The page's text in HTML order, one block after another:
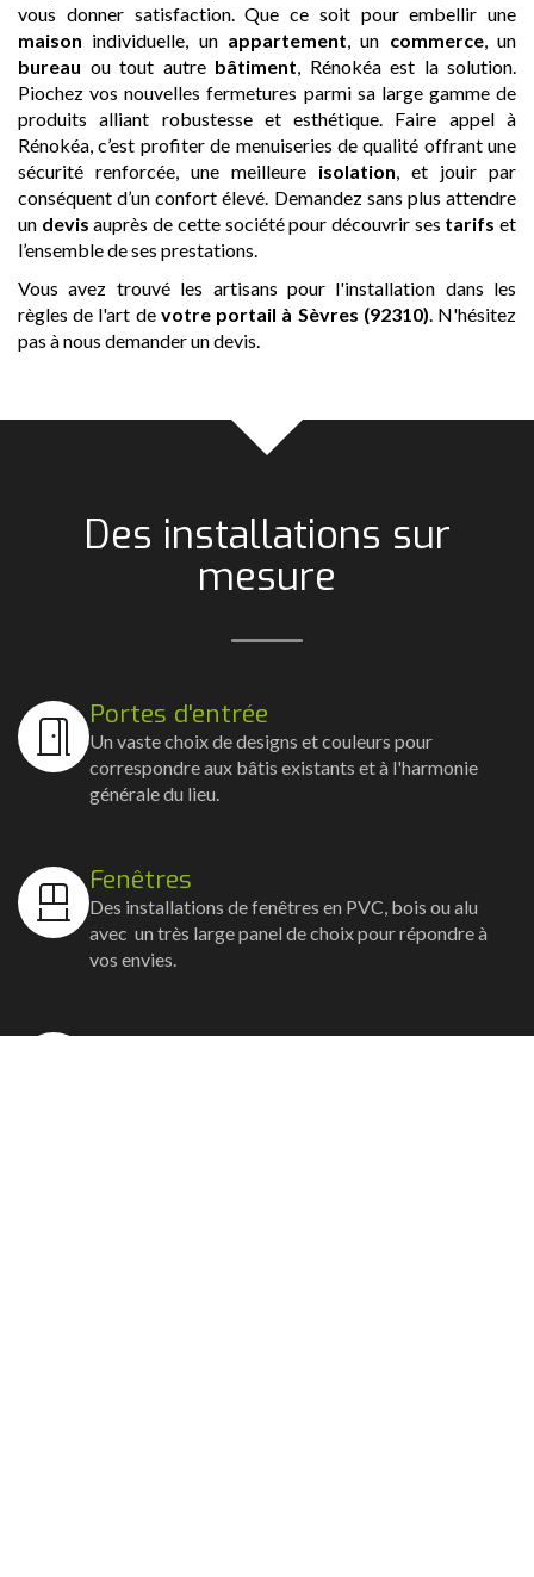
vous donner satisfaction. Que ce soit pour embellir une
maison individuelle, un appartement , un commerce, un
bureau ou tout autre bâtiment , Rénokéa est la solution.
Piochez vos nouvelles fermetures parmi sa large gamme de
produits alliant robustesse et esthétique. Faire appel à
Rénokéa, c’est profiter de menuiseries de qualité offrant une
sécurité renforcée, une meilleure isolation , et jouir par
conséquent d’un confort élevé. Demandez sans plus attendre
un devis auprès de cette société pour découvrir ses tarifs et
l’ensemble de ses prestations.
Vous avez trouvé les artisans pour l'installation dans les
règles de l'art de votre portail à Sèvres (92310) . N'hésitez
pas à nous demander un devis.
Des installations sur
mesure
Portes d'entrée
Un vaste choix de designs et couleurs pour
correspondre aux bâtis existants et à l'harmonie
générale du lieu.
Fenêtres
Des installations de fenêtres en PVC, bois ou alu
avec un très large panel de choix pour répondre à
vos envies.
Volets